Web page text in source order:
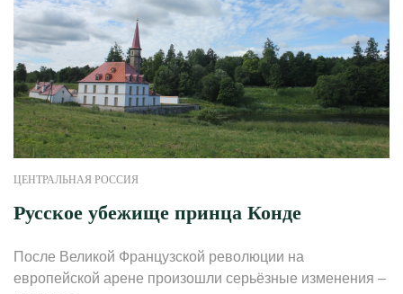
ЦЕНТРАЛЬНАЯ РОССИЯ
Русское убежище принца Конде
После Великой Французской революции на
европейской арене произошли серьёзные изменения –